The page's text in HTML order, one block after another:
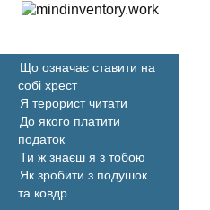
Що означає ставити на
собі хрест
Я терорист читати
До якого платити
податок
Ти ж знаєш я з тобою
Як зробити з подушок
та ковдр